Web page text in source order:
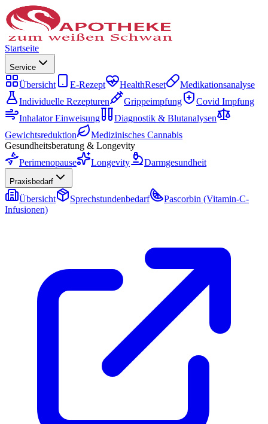
Startseite
Service
Übersicht E-Rezept HealthReset
Medikationsanalyse
Individuelle Rezepturen
Grippeimpfung
Covid Impfung
Inhalator Einweisung
Diagnostik & Blutanalysen
Gewichtsreduktion
Medizinisches Cannabis
Gesundheitsberatung & Longevity
Perimenopause
Longevity Darmgesundheit
Praxisbedarf
Übersicht Sprechstundenbedarf
Pascorbin (Vitamin-C-
Infusionen)